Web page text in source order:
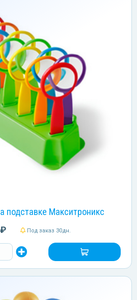
подставке Макситроникс
Под заказ 30дн.